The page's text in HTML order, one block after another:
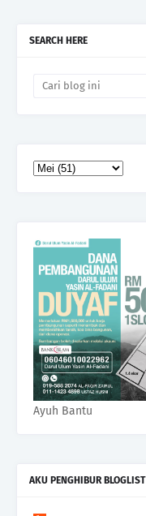
SEARCH HERE
Ayuh Bantu
AKU PENGHIBUR BLOGLIST